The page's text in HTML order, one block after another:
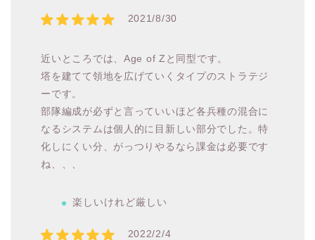
2021/8/30
近いところでは、Age of Zと同型です。
塔を建てて領地を広げていくタイプのストラテジ
ーです。
部隊編成が必ずと言っていいほど各兵種の混合に
なるシステムは個人的に目新しい部分でした。特
化しにくい分、がっつりやるなら課金は必要です
ね、、、
楽しいけれど厳しい
2022/2/4